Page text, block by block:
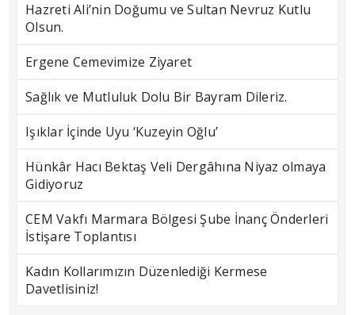
Hazreti Ali’nin Doğumu ve Sultan Nevruz Kutlu
Olsun.
Ergene Cemevimize Ziyaret
Sağlık ve Mutluluk Dolu Bir Bayram Dileriz.
Işıklar İçinde Uyu ‘Kuzeyin Oğlu’
Hünkâr Hacı Bektaş Veli Dergâhına Niyaz olmaya
Gidiyoruz
CEM Vakfı Marmara Bölgesi Şube İnanç Önderleri
İstişare Toplantısı
Kadın Kollarımızın Düzenlediği Kermese
Davetlisiniz!